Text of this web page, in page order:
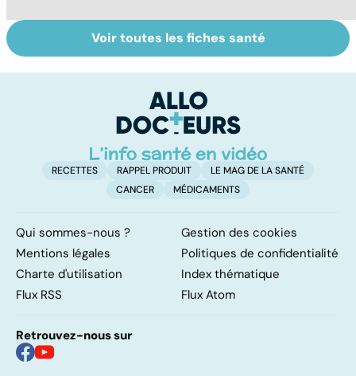
Tout savoir sur
les infections
Inflammation des
amygdales : que
d'angine ?
Voir toutes les fiches santé
RECETTES RAPPEL PRODUIT
LE MAG DE LA SANTÉ
CANCER
MÉDICAMENTS
Qui sommes-nous ?
Gestion des cookies
Mentions légales
Politiques de confidentialité
Charte d'utilisation
Index thématique
Flux RSS
Flux Atom
Retrouvez-nous sur